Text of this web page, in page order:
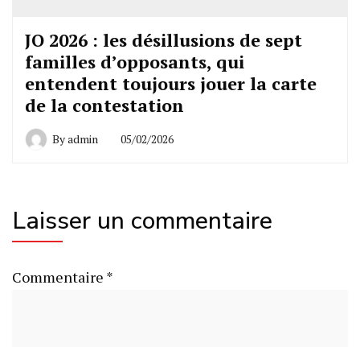
JO 2026 : les désillusions de sept
familles d’opposants, qui
entendent toujours jouer la carte
de la contestation
Byadmin 05/02/2026
Laisser un commentaire
Commentaire *